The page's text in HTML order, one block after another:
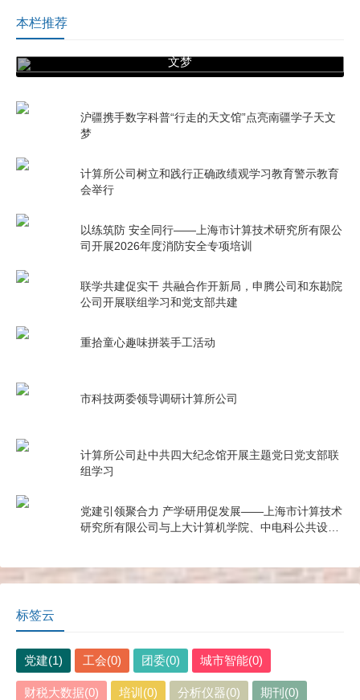
本栏推荐
沪疆携手数字科普“行走的天文馆”点亮南疆学子天
文梦
沪疆携手数字科普“行走的天文馆”点亮南疆学子天文
梦
计算所公司树立和践行正确政绩观学习教育警示教育
会举行
以练筑防 安全同行——上海市计算技术研究所有限公
司开展2026年度消防安全专项培训
联学共建促实干 共融合作开新局，申腾公司和东勘院
公司开展联组学习和党支部共建
重拾童心趣味拼装手工活动
市科技两委领导调研计算所公司
计算所公司赴中共四大纪念馆开展主题党日党支部联
组学习
党建引领聚合力 产学研用促发展——上海市计算技术
研究所有限公司与上大计算机学院、中电科公共设施
标签云
党建(1) 工会(0) 团委(0) 城市智能(0)
财税大数据(0) 培训(0) 分析仪器(0) 期刊(0)